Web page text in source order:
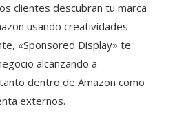
clientes descubran tu marca
usando creatividades
«Sponsored Display» te
alcanzando a
dentro de Amazon como
externos.